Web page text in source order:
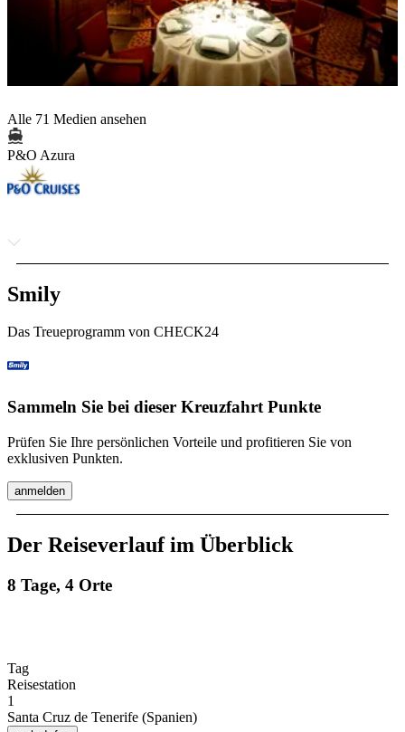
Alle 71 Medien ansehen
P&O Azura
Smily
Das Treueprogramm von CHECK24
Sammeln Sie bei dieser Kreuzfahrt Punkte
Prüfen Sie Ihre persönlichen Vorteile und profitieren Sie von
exklusiven Punkten.
anmelden
Der Reiseverlauf im Überblick
8 Tage, 4 Orte
Tag
Reisestation
1
Santa Cruz de Tenerife (Spanien)